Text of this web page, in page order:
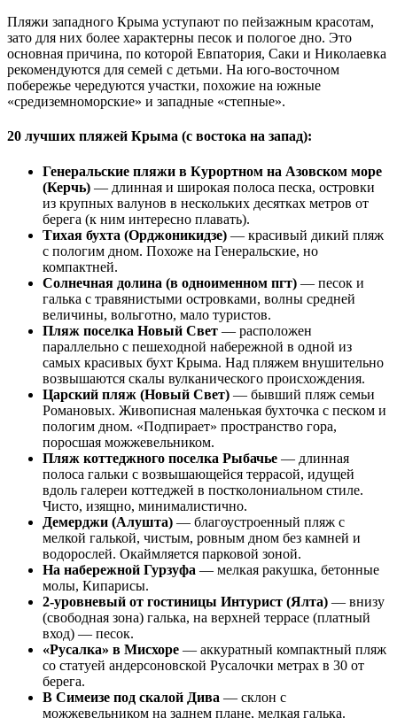
Пляжи западного Крыма уступают по пейзажным красотам,
зато для них более характерны песок и пологое дно. Это
основная причина, по которой Евпатория, Саки и Николаевка
рекомендуются для семей с детьми. На юго-восточном
побережье чередуются участки, похожие на южные
«средиземноморские» и западные «степные».
20 лучших пляжей Крыма (с востока на запад):
Генеральские пляжи в Курортном на Азовском море
(Керчь) — длинная и широкая полоса песка, островки
из крупных валунов в нескольких десятках метров от
берега (к ним интересно плавать).
Тихая бухта (Орджоникидзе) — красивый дикий пляж
с пологим дном. Похоже на Генеральские, но
компактней.
Солнечная долина (в одноименном пгт) — песок и
галька с травянистыми островками, волны средней
величины, вольготно, мало туристов.
Пляж поселка Новый Свет — расположен
параллельно с пешеходной набережной в одной из
самых красивых бухт Крыма. Над пляжем внушительно
возвышаются скалы вулканического происхождения.
Царский пляж (Новый Свет) — бывший пляж семьи
Романовых. Живописная маленькая бухточка с песком и
пологим дном. «Подпирает» пространство гора,
поросшая можжевельником.
Пляж коттеджного поселка Рыбачье — длинная
полоса гальки с возвышающейся террасой, идущей
вдоль галереи коттеджей в постколониальном стиле.
Чисто, изящно, минималистично.
Демерджи (Алушта) — благоустроенный пляж с
мелкой галькой, чистым, ровным дном без камней и
водорослей. Окаймляется парковой зоной.
На набережной Гурзуфа — мелкая ракушка, бетонные
молы, Кипарисы.
2-уровневый от гостиницы Интурист (Ялта) — внизу
(свободная зона) галька, на верхней террасе (платный
вход) — песок.
«Русалка» в Мисхоре — аккуратный компактный пляж
со статуей андерсоновской Русалочки метрах в 30 от
берега.
В Симеизе под скалой Дива — склон с
можжевельником на заднем плане, мелкая галька.